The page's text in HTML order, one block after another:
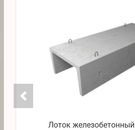
Лоток